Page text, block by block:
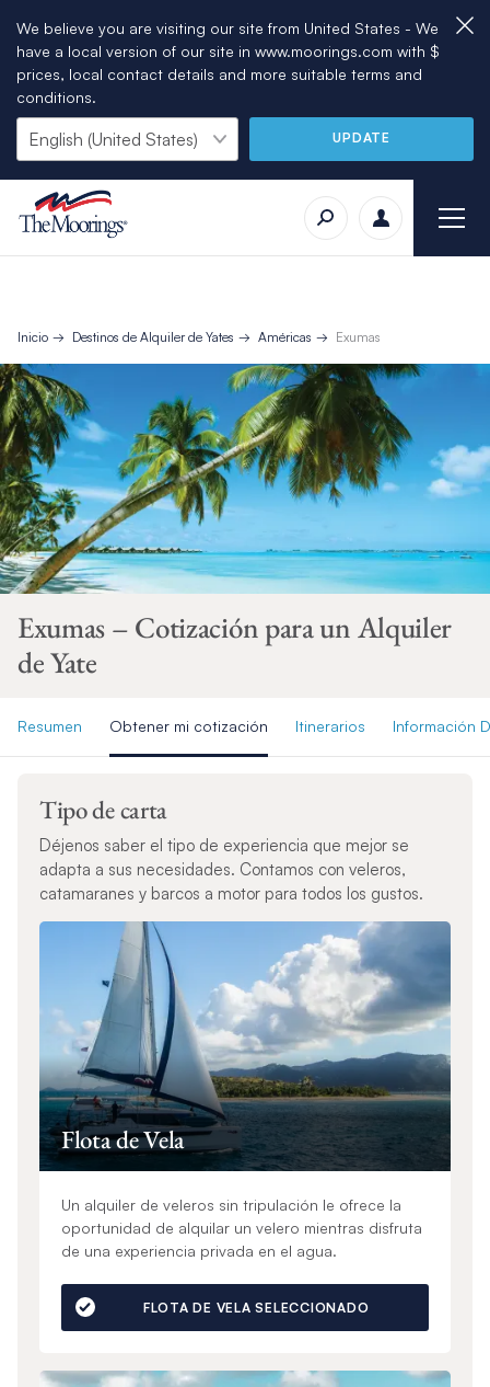
We believe you are visiting our site from United States - We
have a local version of our site in www.moorings.com with $
prices, local contact details and more suitable terms and
conditions.
UPDATE
Inicio Destinos de Alquiler de Yates Américas Exumas
Exumas – Cotización para un Alquiler
de Yate
Resumen Obtener mi cotización Itinerarios Información
Tipo de carta
Déjenos saber el tipo de experiencia que mejor se
adapta a sus necesidades. Contamos con veleros,
catamaranes y barcos a motor para todos los gustos.
Flota de Vela
Un alquiler de veleros sin tripulación le ofrece la
oportunidad de alquilar un velero mientras disfruta
de una experiencia privada en el agua.
FLOTA DE VELA SELECCIONADO